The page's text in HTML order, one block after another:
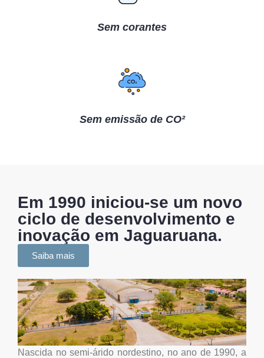
Sem corantes
Sem emissão de CO²
Em 1990 iniciou-se um novo
ciclo de desenvolvimento e
inovação em Jaguaruana.
Saiba mais
Nascida no semi-árido nordestino, no ano de 1990, a